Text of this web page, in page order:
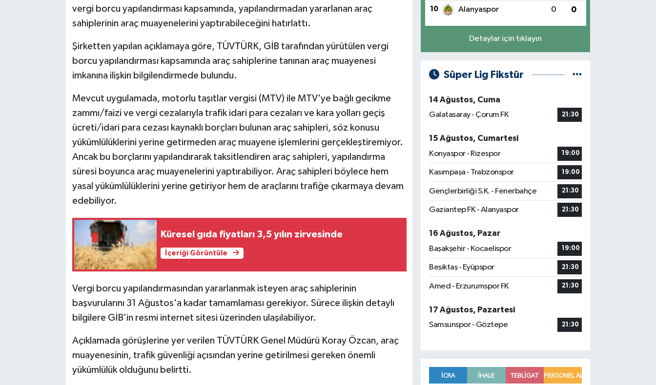
vergi borcu yapılandırması kapsamında, yapılandırmadan yararlanan araç
sahiplerinin araç muayenelerini yaptırabileceğini hatırlattı.
Şirketten yapılan açıklamaya göre, TÜVTÜRK, GİB tarafından yürütülen vergi
borcu yapılandırması kapsamında araç sahiplerine tanınan araç muayenesi
imkanına ilişkin bilgilendirmede bulundu.
Mevcut uygulamada, motorlu taşıtlar vergisi (MTV) ile MTV'ye bağlı gecikme
zammı/faizi ve vergi cezalarıyla trafik idari para cezaları ve kara yolları geçiş
ücreti/idari para cezası kaynaklı borçları bulunan araç sahipleri, söz konusu
yükümlülüklerini yerine getirmeden araç muayene işlemlerini gerçekleştiremiyor.
Ancak bu borçlarını yapılandırarak taksitlendiren araç sahipleri, yapılandırma
süresi boyunca araç muayenelerini yaptırabiliyor. Araç sahipleri böylece hem
yasal yükümlülüklerini yerine getiriyor hem de araçlarını trafiğe çıkarmaya devam
edebiliyor.
Küresel gıda fiyatları 3,5 yılın zirvesinde
İçeriği Görüntüle
Vergi borcu yapılandırmasından yararlanmak isteyen araç sahiplerinin
başvurularını 31 Ağustos'a kadar tamamlaması gerekiyor. Sürece ilişkin detaylı
bilgilere GİB'in resmi internet sitesi üzerinden ulaşılabiliyor.
Açıklamada görüşlerine yer verilen TÜVTÜRK Genel Müdürü Koray Özcan, araç
muayenesinin, trafik güvenliği açısından yerine getirilmesi gereken önemli
yükümlülük olduğunu belirtti.
10 Alanyaspor 0 0
Detaylar için tıklayın
Süper Lig Fikstür
14 Ağustos, Cuma
Galatasaray - Çorum FK
21:30
15 Ağustos, Cumartesi
Konyaspor - Rizespor
19:00
Kasımpaşa - Trabzonspor 19:00
Gençlerbirliği S.K. - Fenerbahçe 21:30
Gaziantep FK - Alanyaspor 21:30
16 Ağustos, Pazar
Başakşehir - Kocaelispor
19:00
Beşiktaş - Eyüpspor 21:30
Amed - Erzurumspor FK 21:30
17 Ağustos, Pazartesi
Samsunspor - Göztepe
21:30